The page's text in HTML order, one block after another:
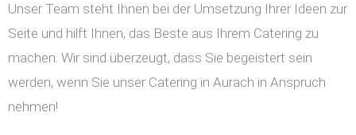
Unser Team steht Ihnen bei der Umsetzung Ihrer Ideen zur
Seite und hilft Ihnen, das Beste aus Ihrem Catering zu
machen. Wir sind überzeugt, dass Sie begeistert sein
werden, wenn Sie unser Catering in Aurach in Anspruch
nehmen!